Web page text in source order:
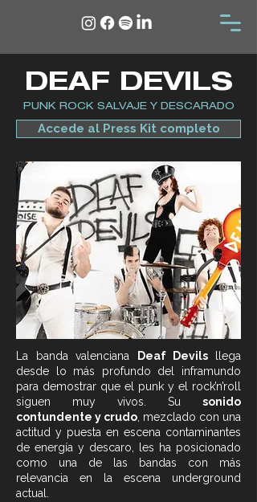
DEAF DEVILS
PUNK ROCK SALVAJE Y DESCARADO
Accede al Press Kit completo
La banda valenciana Deaf Devils
llega
desde lo más profundo del inframundo
para demostrar que el punk y el rock’n’roll
siguen muy vivos. Su sonido
contundente y crudo , mezclado con una
actitud y puesta en escena contaminantes
de energía y descaro, les ha posicionado
como una de las bandas con más
relevancia en la escena underground
actual.